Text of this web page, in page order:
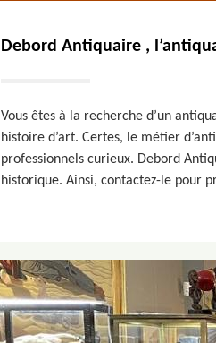
Debord Antiquaire ,
Vous êtes à la recherche d’un
histoire d’art. Certes, le métier
professionnels curieux. Debord
historique. Ainsi, contactez-le pour